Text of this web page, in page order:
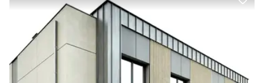
грушка, черешня, вишня. Телефонуйте для більш детальної
інформації.